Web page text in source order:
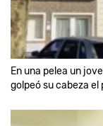
En una pelea un
golpeó su cabeza el